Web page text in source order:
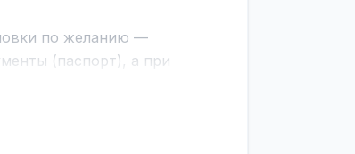
по желанию —
(паспорт), а при
отопление, зарядка